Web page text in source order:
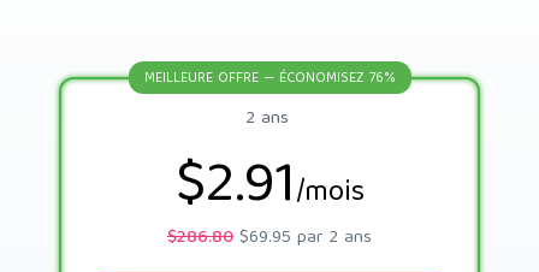
MEILLEURE OFFRE — ÉCONOMISEZ 76%
2 ans
$2.91/mois
$286.80$69.95 par 2 ans